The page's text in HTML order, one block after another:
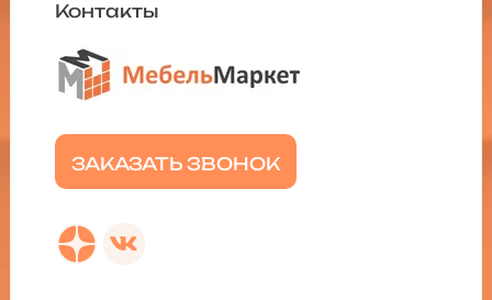
ЗАКАЗАТЬ ЗВОНОК
Контакты